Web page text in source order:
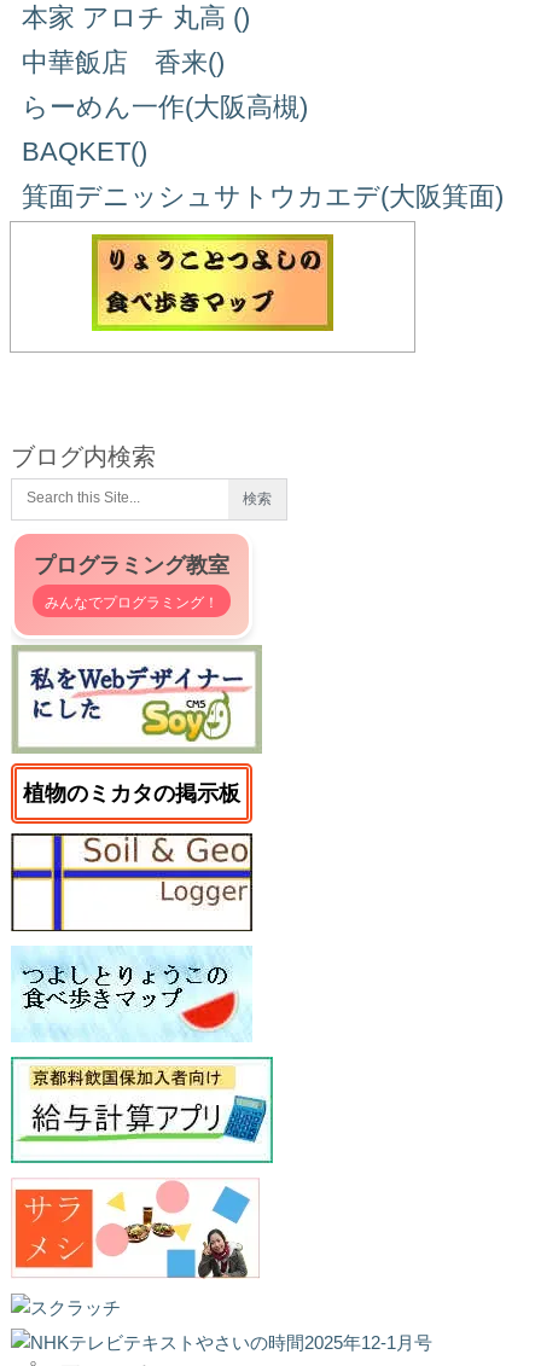
本家 アロチ 丸高 ()
中華飯店 香来()
らーめん一作(大阪高槻)
BAQKET()
箕面デニッシュサトウカエデ(大阪箕面)
ブログ内検索
プログラミング教室
みんなでプログラミング！
植物のミカタの掲示板